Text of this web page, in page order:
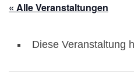
« Alle Veranstaltungen
Diese Veranstaltung